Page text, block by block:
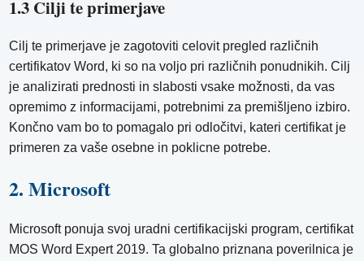
1.3 Cilji te primerjave
Cilj te primerjave je zagotoviti celovit pregled različnih
certifikatov Word, ki so na voljo pri različnih ponudnikih. Cilj
je analizirati prednosti in slabosti vsake možnosti, da vas
opremimo z informacijami, potrebnimi za premišljeno izbiro.
Končno vam bo to pomagalo pri odločitvi, kateri certifikat je
primeren za vaše osebne in poklicne potrebe.
2. Microsoft
Microsoft ponuja svoj uradni certifikacijski program, certifikat
MOS Word Expert 2019. Ta globalno priznana poverilnica je